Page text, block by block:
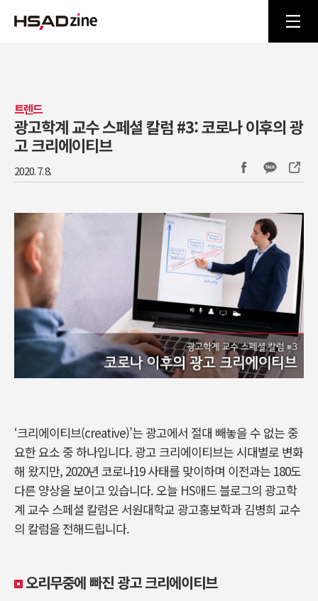
트렌드
광고학계 교수 스페셜 칼럼 #3: 코로나 이후의 광
고 크리에이티브
2020. 7. 8.
‘크리에이티브(creative)’는 광고에서 절대 빼놓을 수 없는 중
요한 요소 중 하나입니다. 광고 크리에이티브는 시대별로 변화
해 왔지만, 2020년 코로나19 사태를 맞이하며 이전과는 180도
다른 양상을 보이고 있습니다. 오늘 HS애드 블로그의 광고학
계 교수 스페셜 칼럼은 서원대학교 광고홍보학과 김병희 교수
의 칼럼을 전해드립니다.
오리무중에 빠진 광고 크리에이티브